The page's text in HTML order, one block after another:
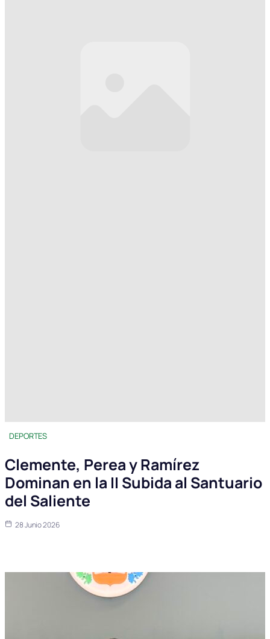
DEPORTES
Clemente, Perea y Ramírez
Dominan en la II Subida al Santuario
del Saliente
28 Junio 2026